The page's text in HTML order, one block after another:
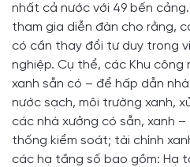
nhất cả nước với 49 bến
tham gia diễn đàn cho rằng,
có cần thay đổi tư duy trong
nghiệp. Cụ thể, các Khu
xanh sẵn có – để hấp dẫn
nước sạch, môi trường xanh,
các nhà xưởng có sẵn, xanh
thống kiểm soát; tài chính
các hạ tầng số bao gồm: Hạ